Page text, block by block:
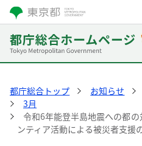
都庁総合トップ お知らせ
3月
令和6年能登半島地震への都
ンティア活動による被災者支援